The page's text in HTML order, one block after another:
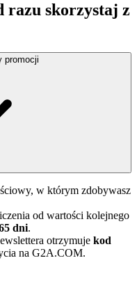
razu skorzystaj z
promocji
w którym zdobywasz
od wartości kolejnego
dni.
otrzymuje kod
na G2A.COM.